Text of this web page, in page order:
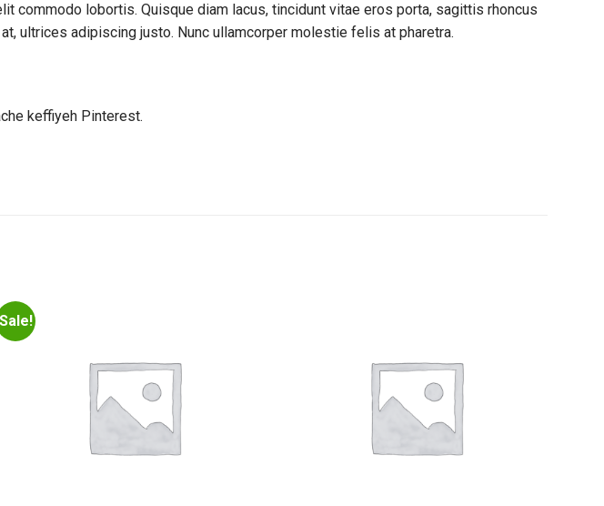
commodo lobortis. Quisque diam lacus, tincidunt vitae eros porta, sagittis rhoncus
ultrices adipiscing justo. Nunc ullamcorper molestie felis at pharetra.
keffiyeh Pinterest.
Sale!